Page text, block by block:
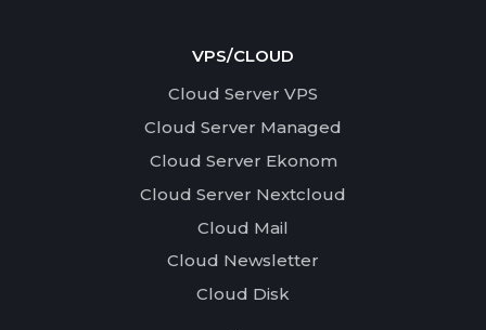
VPS/CLOUD
Cloud Server VPS
Cloud Server Managed
Cloud Server Ekonom
Cloud Server Nextcloud
Cloud Mail
Cloud Newsletter
Cloud Disk